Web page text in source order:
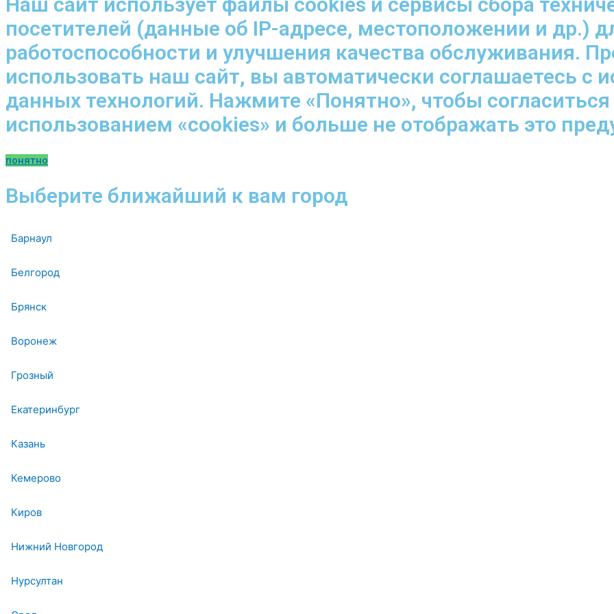
посетителей (данные об IP-адресе, местоположении и др.)
работоспособности и улучшения качества обслуживания.
использовать наш сайт, вы автоматически соглашаетесь с
данных технологий. Нажмите «Понятно», чтобы согласиться
использованием «cookies» и больше не отображать это
понятно
Выберите ближайший к вам город
Барнаул
Белгород
Брянск
Воронеж
Грозный
Екатеринбург
Казань
Кемерово
Киров
Нижний Новгород
Нурсултан